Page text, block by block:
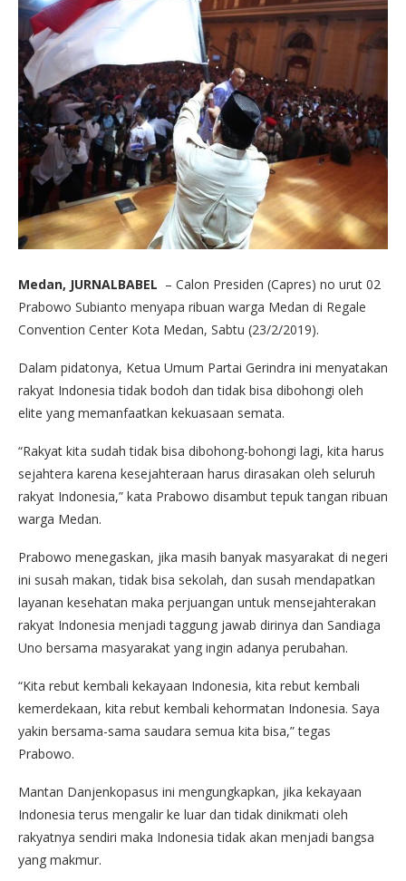
Medan, JURNALBABEL – Calon Presiden (Capres) no urut 02
Prabowo Subianto menyapa ribuan warga Medan di Regale
Convention Center Kota Medan, Sabtu (23/2/2019).
Dalam pidatonya, Ketua Umum Partai Gerindra ini menyatakan
rakyat Indonesia tidak bodoh dan tidak bisa dibohongi oleh
elite yang memanfaatkan kekuasaan semata.
“Rakyat kita sudah tidak bisa dibohong-bohongi lagi, kita harus
sejahtera karena kesejahteraan harus dirasakan oleh seluruh
rakyat Indonesia,” kata Prabowo disambut tepuk tangan ribuan
warga Medan.
Prabowo menegaskan, jika masih banyak masyarakat di negeri
ini susah makan, tidak bisa sekolah, dan susah mendapatkan
layanan kesehatan maka perjuangan untuk mensejahterakan
rakyat Indonesia menjadi taggung jawab dirinya dan Sandiaga
Uno bersama masyarakat yang ingin adanya perubahan.
“Kita rebut kembali kekayaan Indonesia, kita rebut kembali
kemerdekaan, kita rebut kembali kehormatan Indonesia. Saya
yakin bersama-sama saudara semua kita bisa,” tegas
Prabowo.
Mantan Danjenkopasus ini mengungkapkan, jika kekayaan
Indonesia terus mengalir ke luar dan tidak dinikmati oleh
rakyatnya sendiri maka Indonesia tidak akan menjadi bangsa
yang makmur.